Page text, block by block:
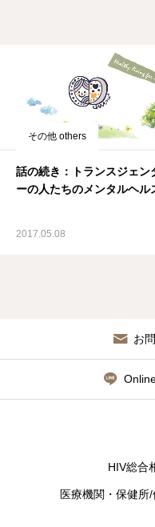
その他 others
話の続き：トランスジェン
ーの人たちのメンタルヘル
2017.05.08
お
HIV総合
医療機関・保健所